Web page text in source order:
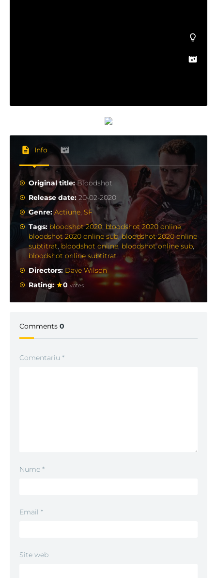
Info
Original title:Bloodshot
Release date:20-02-2020
Genre:Actiune, SF
Tags: bloodshot 2020, bloodshot 2020 online,
bloodshot 2020 online sub,bloodshot 2020 online
subtitrat, bloodshot online, bloodshot online sub,
bloodshot online subtitrat
Directors: Dave Wilson
Rating:
0 votes
Comments 0
Comentariu *
Nume *
Email *
Site web